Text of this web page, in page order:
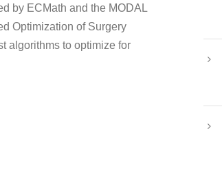
by ECMath and the MODAL
Optimization of Surgery
algorithms to optimize for